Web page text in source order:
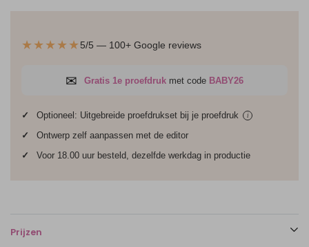
★★★★★5/5 — 100+ Google reviews
✉ Gratis 1e proefdruk met code BABY26
✓ Optioneel: Uitgebreide proefdrukset bij je proefdruk i
✓
Ontwerp zelf aanpassen met de editor
✓
Voor 18.00 uur besteld, dezelfde werkdag in productie
Prijzen